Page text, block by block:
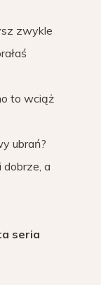
zwykle
to wciąż
ubrań?
a
seria